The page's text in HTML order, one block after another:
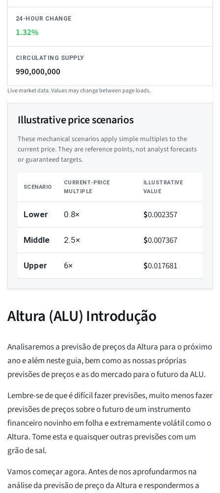
24-HOUR CHANGE
1.32%
CIRCULATING SUPPLY
990,000,000
Live market data. Values may change between page loads.
Illustrative price scenarios
These mechanical scenarios apply simple multiples to the
current price. They are reference points, not analyst forecasts
or guaranteed targets.
SCENARIO
CURRENT-PRICE
MULTIPLE
ILLUSTRATIVE
VALUE
Lower 0.8× $0.002357
Middle 2.5× $0.007367
Upper 6× $0.017681
Altura (ALU) Introdução
Analisaremos a previsão de preços da Altura para o próximo
ano e além neste guia, bem como as nossas próprias
previsões de preços e as do mercado para o futuro da ALU.
Lembre-se de que é difícil fazer previsões, muito menos fazer
previsões de preços sobre o futuro de um instrumento
financeiro novinho em folha e extremamente volátil como o
Altura. Tome esta e quaisquer outras previsões com um
grão de sal.
Vamos começar agora. Antes de nos aprofundarmos na
análise da previsão de preço da Altura e respondermos a